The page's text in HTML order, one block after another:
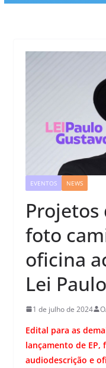
EVENTOS NEWS
Projetos
foto
oficina
Lei
1 de julho de 2024
Edital para as
lançamento de
audiodescrição e